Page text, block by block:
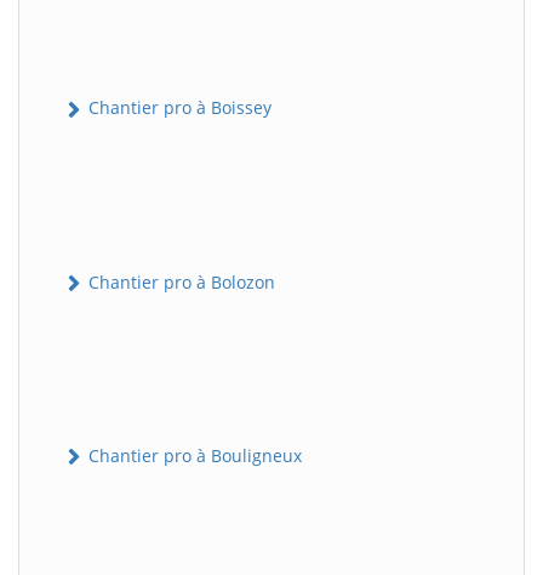
Chantier pro à Boissey
Chantier pro à Bolozon
Chantier pro à Bouligneux